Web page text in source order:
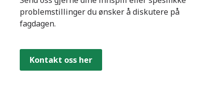
problemstillinger du ønsker å diskutere på
fagdagen.
Kontakt oss her